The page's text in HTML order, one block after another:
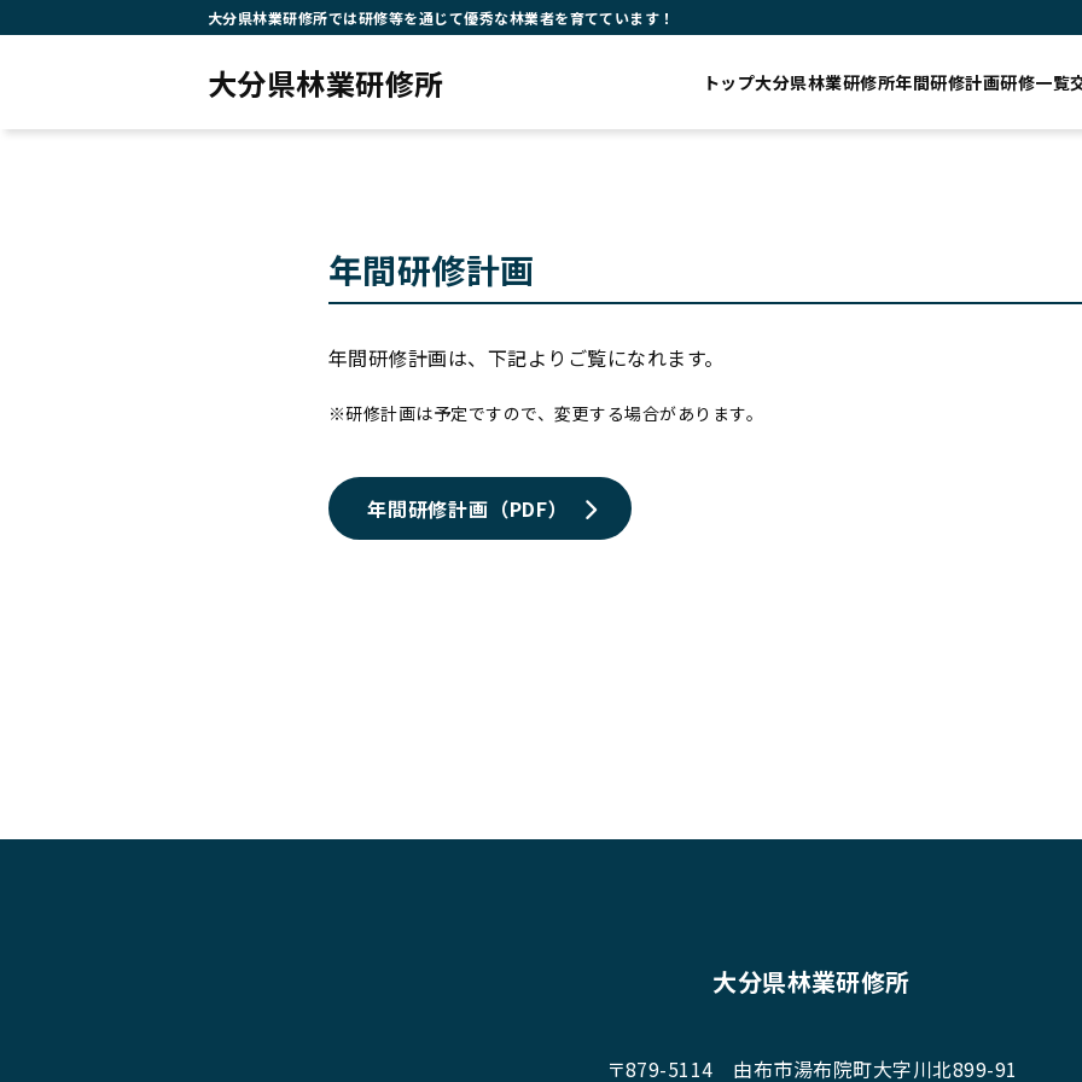
大分県林業研修所では研修等を通じて優秀な林業者を育てています！
大分県林業研修所 トップ大分県林業研修所年間研修計画研修一覧
年間研修計画
年間研修計画は、下記よりご覧になれます。
研修計画は予定ですので、変更する場合があります。
年間研修計画（PDF）
大分県林業研修所
〒879-5114 由布市湯布院町大字川北899-91